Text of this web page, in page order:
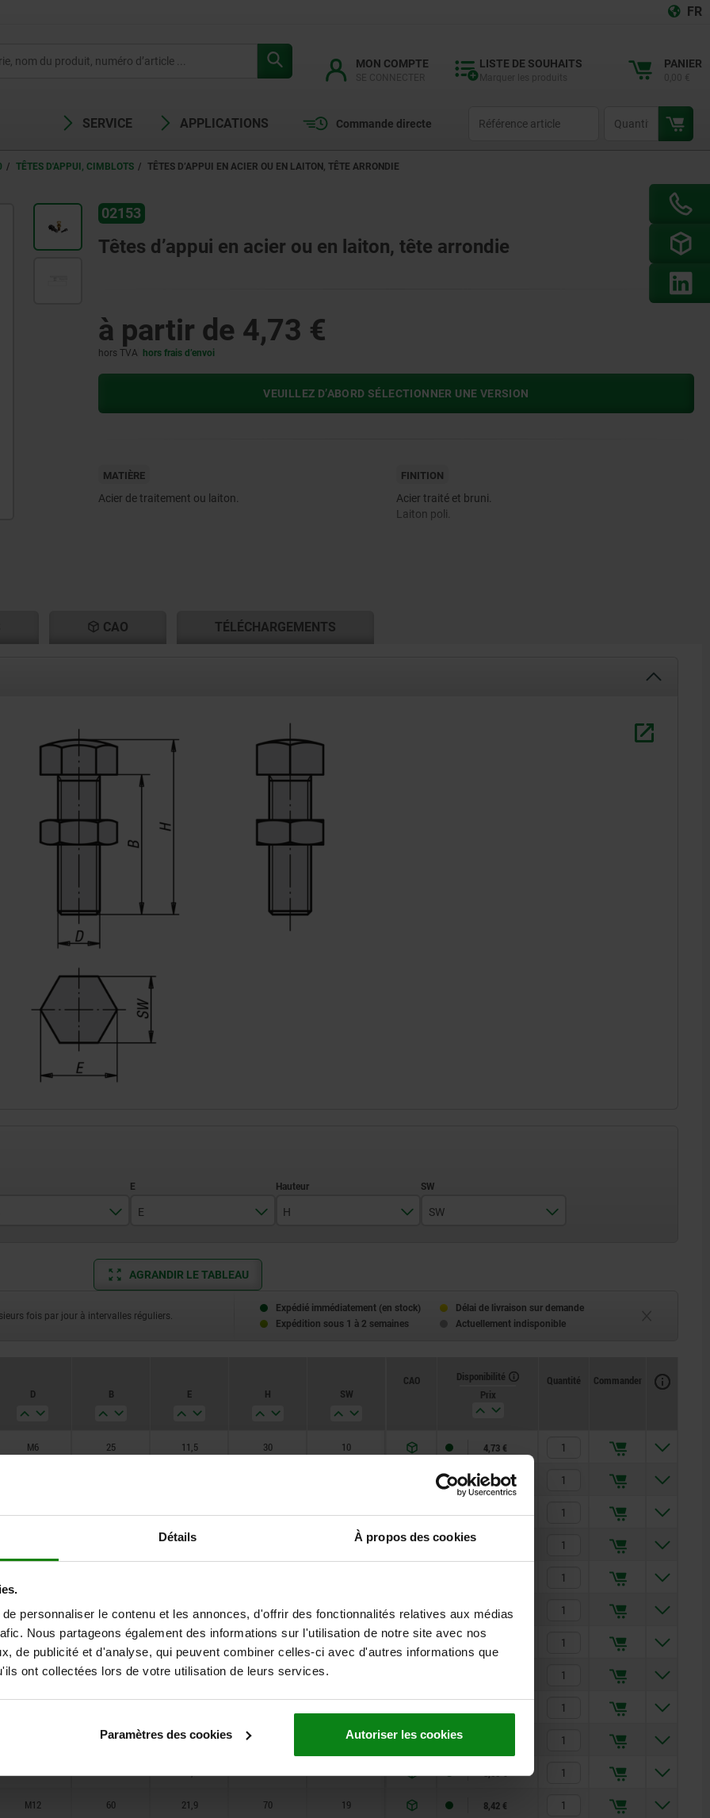
Détails À propos des cookies
personnaliser le contenu et les annonces, d'offrir des fonctionnalités relatives aux médias
Nous partageons également des informations sur l'utilisation de notre site avec nos
de publicité et d'analyse, qui peuvent combiner celles-ci avec d'autres informations que
ont collectées lors de votre utilisation de leurs services.
Paramètres des cookies Autoriser les cookies
FR
MON COMPTE LISTE DE SOUHAITS PANIER
SERVICE APPLICATIONS Commande directe
TÊTES D'APPUI, CIMBLOTS TÊTES D’APPUI EN ACIER OU EN LAITON, TÊTE ARRONDIE
02153
Têtes d’appui en acier ou en laiton, tête arrondie
à partir de 4,73 €
hors TVA hors frais d’envoi
VEUILLEZ D’ABORD SÉLECTIONNER UNE VERSION
MATIÈRE
Acier de traitement ou laiton.
FINITION
Acier traité et bruni.
Laiton poli.
CAO TÉLÉCHARGEMENTS
30
42
45
E
15
H
36
70
75
80
SW
17
24
AGRANDIR LE TABLEAU
fois par jour à intervalles réguliers.
Expédié immédiatement (en stock)
Délai de livraison sur demande
Expédition sous 1 à 2 semaines
Actuellement indisponible
D B E H SW
CAO
Disponibilité
Prix
Quantité Commander
M6 25 11,5 30 10 4,73 €
4,73 €
M6 45 11,5 50 10 4,73 €
15
M8 50 15 56 13 5,76 €
M10 40 19,6 48
60 19,6 17
M12 42 21,9 50 19 8,65 €
M12 60 21,9 70 19 8,42 €